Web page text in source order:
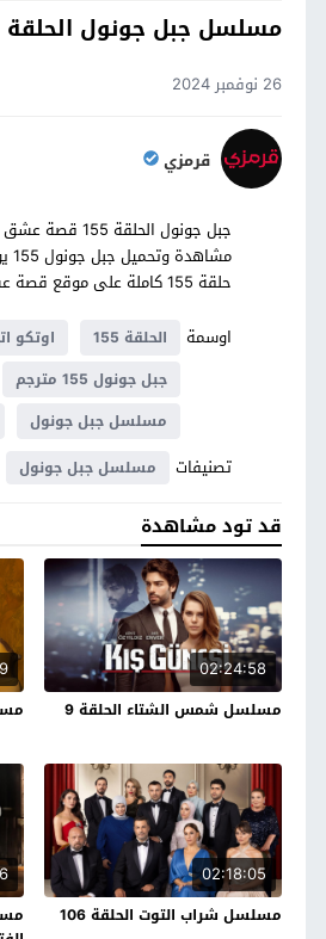
مسلسل جبل جونول الحلقة 155
26 نوفمبر 2024
قرمزي
حلقة 155 كاملة على موقع قصة عشق
اوسمة
الحلقة 155 اوتكو
جبل جونول 155 مترجم
مسلسل جبل جونول
تصنيفات مسلسل جبل جونول
قد تود مشاهدة
02:24:58
مسلسل شمس الشتاء الحلقة 9
02:18:05
مسلسل شراب التوت الحلقة 106